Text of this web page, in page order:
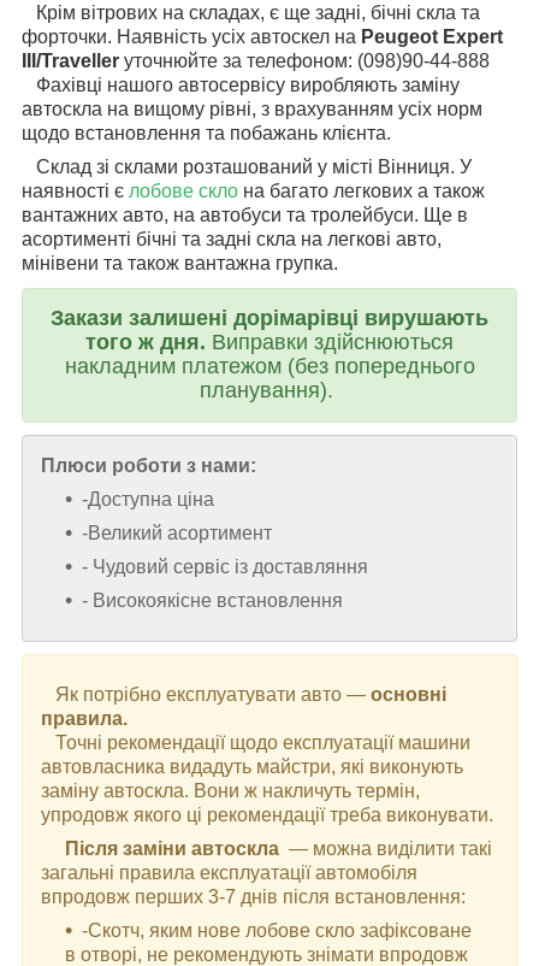
Крім вітрових на складах, є ще задні, бічні скла та
форточки. Наявність усіх автоскел на Peugeot Expert
III/Traveller уточнюйте за телефоном: (098)90-44-888
Фахівці нашого автосервісу виробляють заміну
автоскла на вищому рівні, з врахуванням усіх норм
щодо встановлення та побажань клієнта.
Склад зі склами розташований у місті Вінниця. У
наявності є лобове скло на багато легкових а також
вантажних авто, на автобуси та тролейбуси. Ще в
асортименті бічні та задні скла на легкові авто,
мінівени та також вантажна групка.
Закази залишені дорімарівці вирушають
того ж дня. Виправки здійснюються
накладним платежом (без попереднього
планування).
Плюси роботи з нами:
-Доступна ціна
-Великий асортимент
- Чудовий сервіс із доставляння
- Високоякісне встановлення
Як потрібно експлуатувати авто — основні
правила.
Точні рекомендації щодо експлуатації машини
автовласника видадуть майстри, які виконують
заміну автоскла. Вони ж накличуть термін,
упродовж якого ці рекомендації треба виконувати.
Після заміни автоскла — можна виділити такі
загальні правила експлуатації автомобіля
впродовж перших 3-7 днів після встановлення:
-Скотч, яким нове лобове скло зафіксоване
в отворі, не рекомендують знімати впродовж